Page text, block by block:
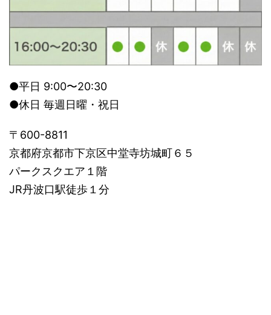
●平日 9:00〜20:30
●休日 毎週日曜・祝日
〒600-8811
京都府京都市下京区中堂寺坊城町６５
パークスクエア１階
JR丹波口駅徒歩１分